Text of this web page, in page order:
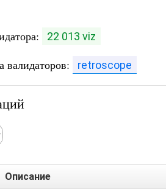
22 013 viz
валидаторов: retroscope
Описание